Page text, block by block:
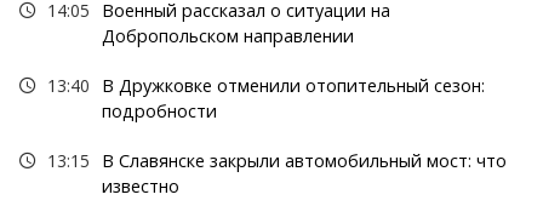
14:05
Военный рассказал о ситуации на
Добропольском направлении
13:40
В Дружковке отменили отопительный сезон:
подробности
13:15
В Славянске закрыли автомобильный мост: что
известно